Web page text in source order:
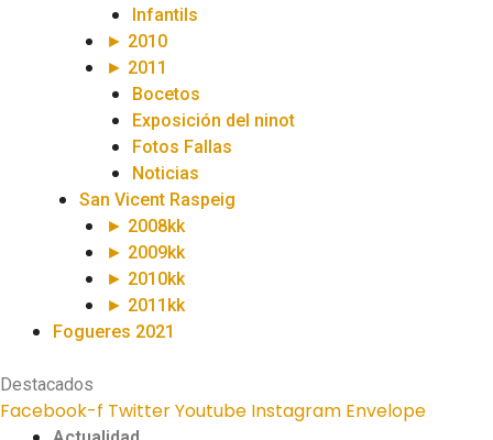
Infantils
► 2010
► 2011
Bocetos
Exposición del ninot
Fotos Fallas
Noticias
San Vicent Raspeig
► 2008kk
► 2009kk
► 2010kk
► 2011kk
Fogueres 2021
Destacados
Facebook-f TwitterYoutube Instagram Envelope